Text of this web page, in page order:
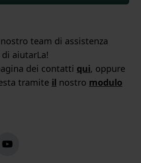
team di assistenza
aiutarLa!
dei contatti qui, oppure
tramite il nostro modulo